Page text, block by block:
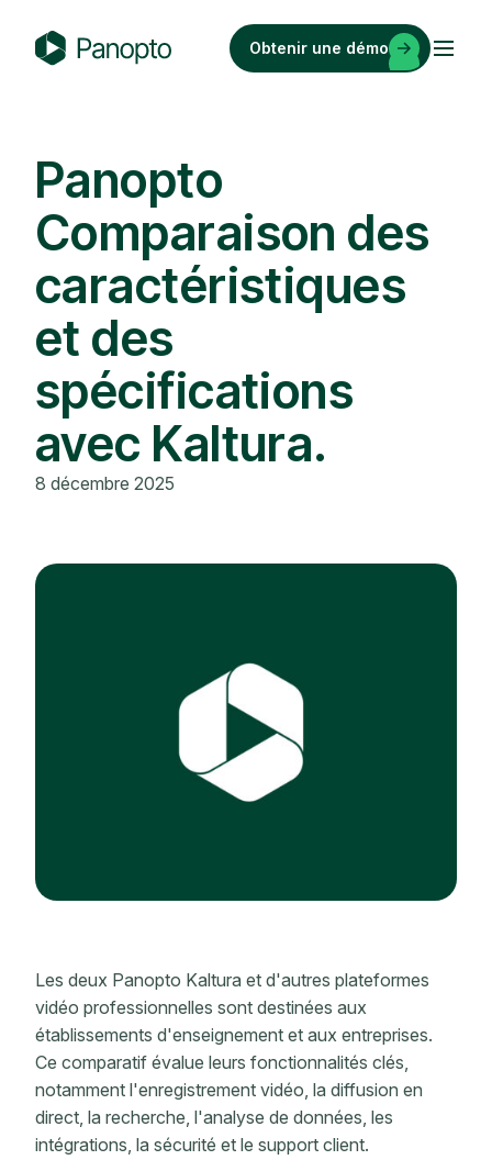
o
p
o
Obtenir une démo
Panopto
Comparaison des
caractéristiques
et des
spécifications
avec Kaltura.
8 décembre 2025
Les deux Panopto Kaltura et d'autres plateformes
vidéo professionnelles sont destinées aux
établissements d'enseignement et aux entreprises.
Ce comparatif évalue leurs fonctionnalités clés,
notamment l'enregistrement vidéo, la diffusion en
direct, la recherche, l'analyse de données, les
intégrations, la sécurité et le support client.